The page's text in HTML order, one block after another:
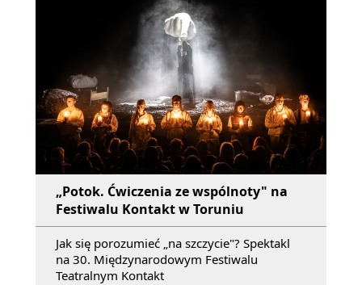
„Potok. Ćwiczenia ze wspólnoty" na
Festiwalu Kontakt w Toruniu
Jak się porozumieć „na szczycie"? Spektakl
na 30. Międzynarodowym Festiwalu
Teatralnym Kontakt